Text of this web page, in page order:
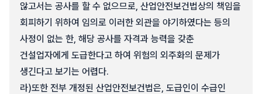
않고서는 공사를 할 수 없으므로, 산업안전보건법상의 책임을
회피하기 위하여 임의로 이러한 외관을 야기하였다는 등의
사정이 없는 한, 해당 공사를 자격과 능력을 갖춘
건설업자에게 도급한다고 하여 위험의 외주화의 문제가
생긴다고 보기는 어렵다.
라)또한 전부 개정된 산업안전보건법은, 도급인이 수급인